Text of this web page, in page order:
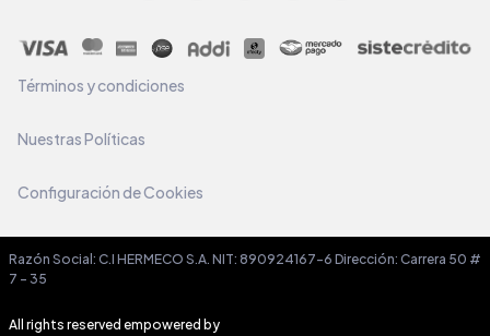
Términos y condiciones
Nuestras Políticas
Configuración de Cookies
Razón Social: C.I HERMECO S.A. NIT: 890924167-6 Dirección: Carrera 50 #
7 – 35
All rights reserved empowered by